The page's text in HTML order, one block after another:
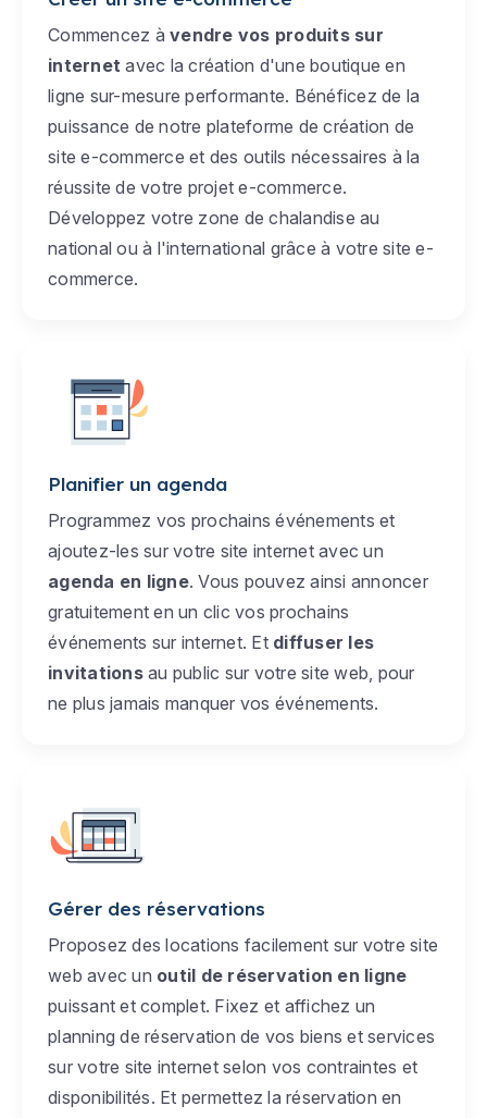
Commencez à vendre vos produits sur
internet avec la création d'une boutique en
ligne sur-mesure performante. Bénéficez de la
puissance de notre plateforme de création de
site e-commerce et des outils nécessaires à la
réussite de votre projet e-commerce.
Développez votre zone de chalandise au
national ou à l'international grâce à votre site e-
commerce.
Planifier un agenda
Programmez vos prochains événements et
ajoutez-les sur votre site internet avec un
agenda en ligne. Vous pouvez ainsi annoncer
gratuitement en un clic vos prochains
événements sur internet. Et diffuser les
invitationsau public sur votre site web, pour
ne plus jamais manquer vos événements.
Gérer des réservations
Proposez des locations facilement sur votre site
web avec un outil de réservation en ligne
puissant et complet. Fixez et affichez un
planning de réservation de vos biens et services
sur votre site internet selon vos contraintes et
disponibilités. Et permettez la réservation en